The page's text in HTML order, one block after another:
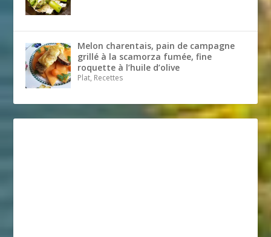
Melon charentais, pain de campagne
grillé à la scamorza fumée, fine
roquette à l’huile d’olive
Plat, Recettes